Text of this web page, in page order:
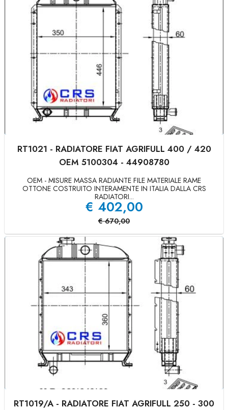
RT1021 - RADIATORE FIAT AGRIFULL 400 / 420
OEM 5100304 - 44908780
OEM - MISURE MASSA RADIANTE FILE MATERIALE RAME
OTTONE COSTRUITO INTERAMENTE IN ITALIA DALLA CRS
RADIATORI...
€ 402,00
€ 670,00
RT1019/A - RADIATORE FIAT AGRIFULL 250 - 300